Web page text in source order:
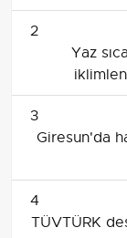
2
Yaz
3
Giresun'da
4
TÜVTÜRK